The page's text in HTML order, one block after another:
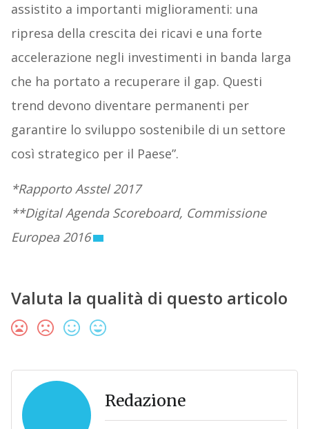
assistito a importanti miglioramenti: una
ripresa della crescita dei ricavi e una forte
accelerazione negli investimenti in banda larga
che ha portato a recuperare il gap. Questi
trend devono diventare permanenti per
garantire lo sviluppo sostenibile di un settore
così strategico per il Paese”.
*Rapporto Asstel 2017
**Digital Agenda Scoreboard, Commissione
Europea 2016
Valuta la qualità di questo articolo
Redazione